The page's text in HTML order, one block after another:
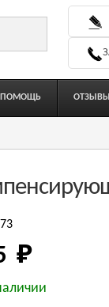
ПОМОЩЬ ОТЗЫВЫ
₽